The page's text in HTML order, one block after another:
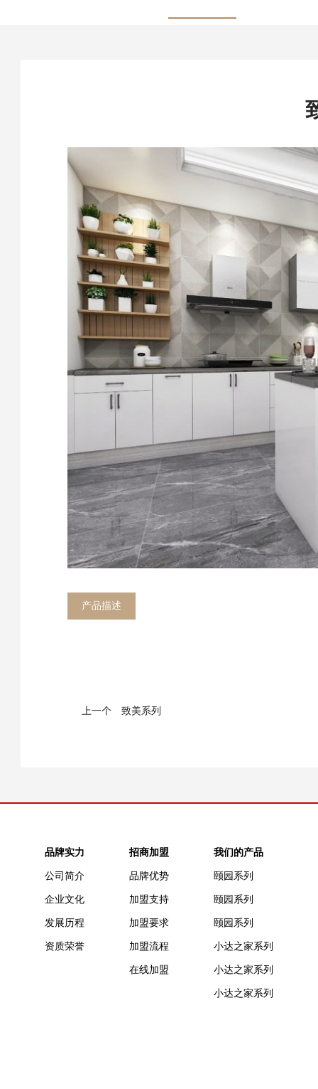
产品描述
上一个 致美系列
品牌实力
公司简介
企业文化
发展历程
资质荣誉
招商加盟
品牌优势
加盟支持
加盟要求
加盟流程
在线加盟
我们的产品
颐园系列
颐园系列
颐园系列
小达之家系列
小达之家系列
小达之家系列